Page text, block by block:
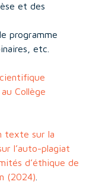
et des
programme
etc.
Collège
texte sur la
l’auto-plagiat
d’éthique de
(2024)